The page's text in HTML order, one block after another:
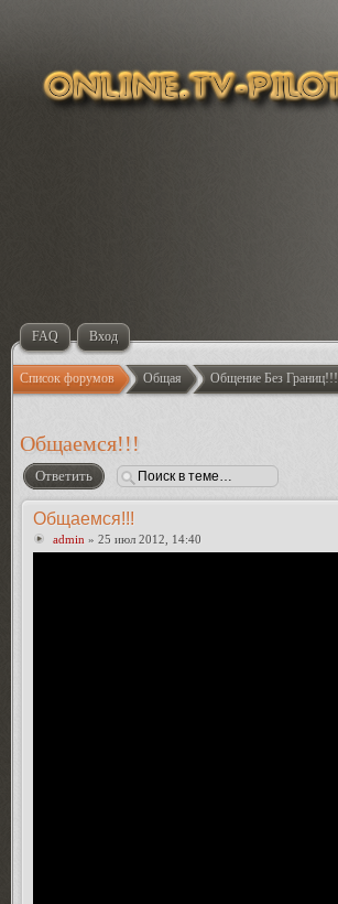
FAQ Вход
Список форумов Общая Общение Без Границ!!!
Общаемся!!!
Ответить
Общаемся!!!
admin » 25 июл 2012, 14:40